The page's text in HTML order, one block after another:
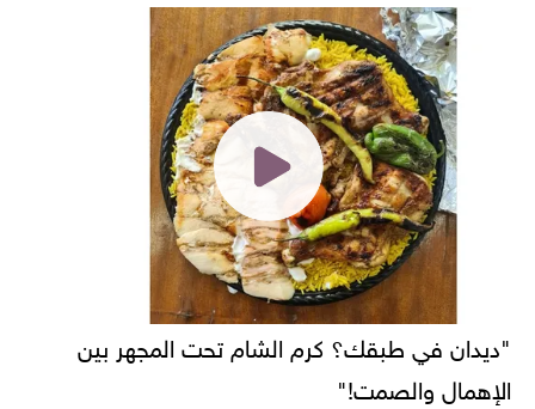
"ديدان في طبقك؟ كرم الشام تحت المجهر بين
الإهمال والصمت!"